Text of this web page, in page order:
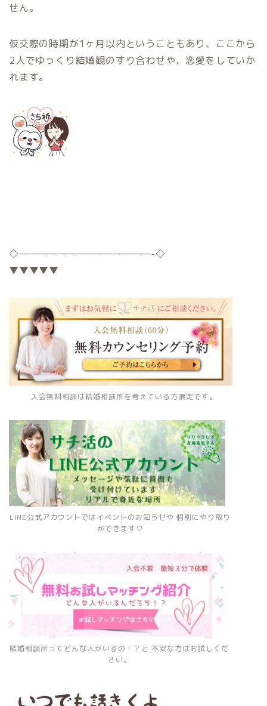
せん。
仮交際の時期が1ヶ月以内ということもあり、ここから
2人でゆっくり結婚観のすり合わせや、恋愛をしていか
れます。
◇——————————————-◇
▼▼▼▼▼
入会無料相談は結婚相談所を考えている方限定です。
LINE公式アカウントではイベントのお知らせや 個別にやり取り
ができます♡
結婚相談所ってどんな人がいるの！？と 不安な方はお試しくだ
さい。